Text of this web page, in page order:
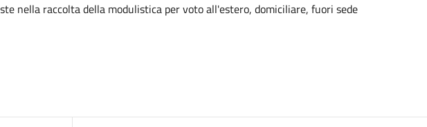
nella raccolta della modulistica per voto all'estero, domiciliare, fuori sede